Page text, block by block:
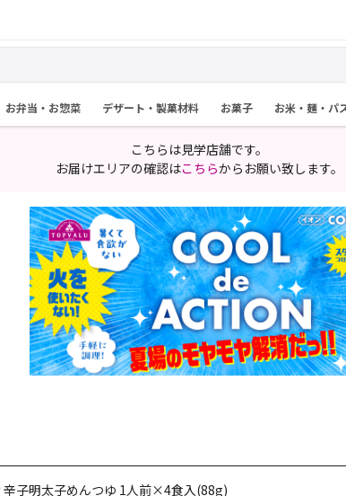
お弁当・お惣菜 デザート・製菓材料 お菓子 お米・麺・パ
こちらは見学店舗です。
お届けエリアの確認はこちらからお願い致します。
辛子明太子めんつゆ 1人前×4食入(88g)